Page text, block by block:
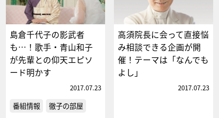
島倉千代子の影武者
も…！歌手・青山和子
が先輩との仰天エピソ
ード明かす
2017.07.23
番組情報 徹子の部屋
高須院長に会って直接悩
み相談できる企画が開
催！テーマは「なんでも
よし」
2017.07.23